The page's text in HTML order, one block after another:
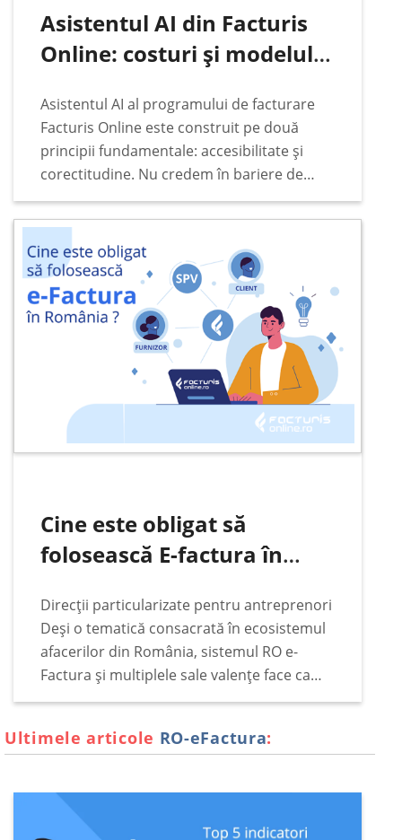
Asistentul AI din Facturis
Online: costuri și modelul
Asistentul AI al programului de facturare
Facturis Online este construit pe două
principii fundamentale: accesibilitate și
corectitudine. Nu credem în bariere de
preț, abonamente lunare fixe sau taxe
ascunse când vine vorba de funcțiile de
bază ale programului de facturare…
Cine este obligat să
folosească E-factura în
Direcții particularizate pentru antreprenori
Deși o tematică consacrată în ecosistemul
afacerilor din România, sistemul RO e-
Factura și multiplele sale valențe face ca
subiectul să rămână constant pe podiumul
indiferent de vremuri legislative și de
Ultimele articole RO-eFactura: